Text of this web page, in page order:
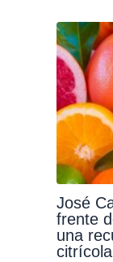
José
frente
una